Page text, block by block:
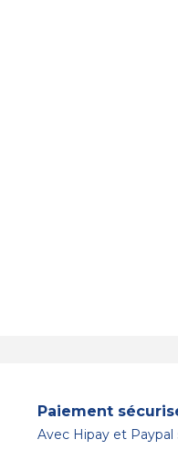
Paiement
Avec Hipay et Paypal